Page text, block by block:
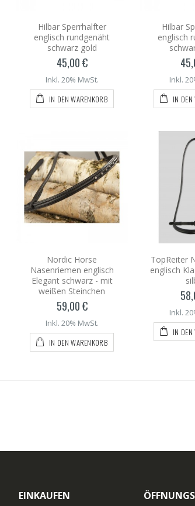
Hilbar Sperrhalfter
englisch rundgenäht
schwarz gold
45,00 €
Inkl. 20% MwSt.
IN DEN WARENKORB
Hilbar
englisch
Inkl.
IN DEN
Nordic Horse
Nasenriemen englisch
Elegant schwarz - mit
weißen Steinchen
59,00 €
Inkl. 20% MwSt.
IN DEN WARENKORB
TopReiter
englisch
Inkl.
IN DEN
EINKAUFEN